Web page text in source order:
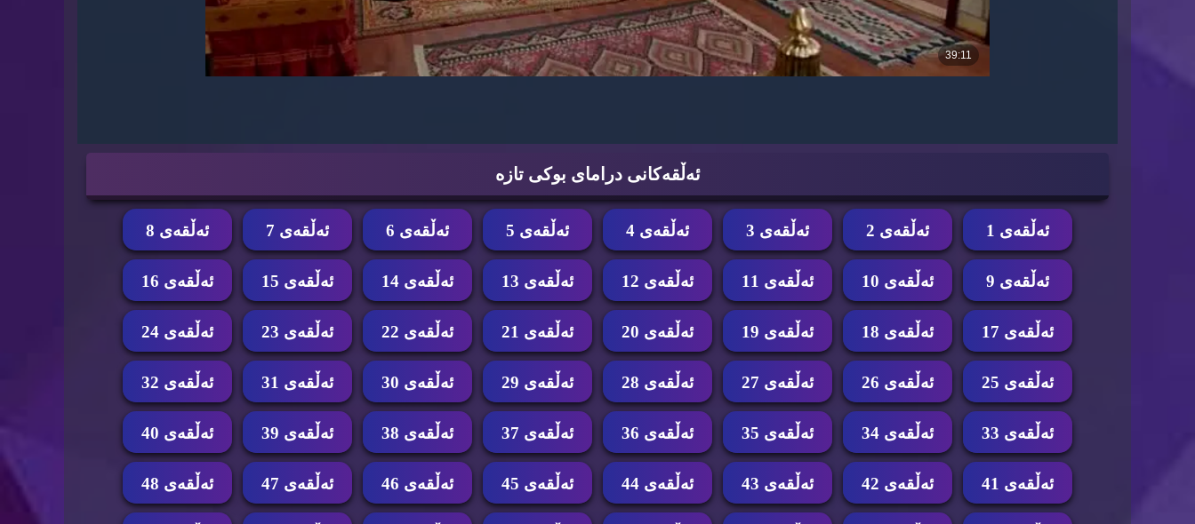
ئه‌ڵقه‌كانی درامای بوكی تازه‌
ئه‌ڵقه‌ی 1 ئه‌ڵقه‌ی 2 ئه‌ڵقه‌ی 3 ئه‌ڵقه‌ی 4 ئه‌ڵقه‌ی 5 ئه‌ڵقه‌ی 6 ئه‌ڵقه‌ی 7 ئه‌ڵقه‌ی 8
ئه‌ڵقه‌ی 9 ئه‌ڵقه‌ی 10 ئه‌ڵقه‌ی 11 ئه‌ڵقه‌ی 12 ئه‌ڵقه‌ی 13 ئه‌ڵقه‌ی 14 ئه‌ڵقه‌ی 15 ئه‌ڵقه‌ی 16
ئه‌ڵقه‌ی 17 ئه‌ڵقه‌ی 18 ئه‌ڵقه‌ی 19 ئه‌ڵقه‌ی 20 ئه‌ڵقه‌ی 21 ئه‌ڵقه‌ی 22 ئه‌ڵقه‌ی 23 ئه‌ڵقه‌ی 24
ئه‌ڵقه‌ی 25 ئه‌ڵقه‌ی 26 ئه‌ڵقه‌ی 27 ئه‌ڵقه‌ی 28 ئه‌ڵقه‌ی 29 ئه‌ڵقه‌ی 30 ئه‌ڵقه‌ی 31 ئه‌ڵقه‌ی 32
ئه‌ڵقه‌ی 33 ئه‌ڵقه‌ی 34 ئه‌ڵقه‌ی 35 ئه‌ڵقه‌ی 36 ئه‌ڵقه‌ی 37 ئه‌ڵقه‌ی 38 ئه‌ڵقه‌ی 39 ئه‌ڵقه‌ی 40
ئه‌ڵقه‌ی 41 ئه‌ڵقه‌ی 42 ئه‌ڵقه‌ی 43 ئه‌ڵقه‌ی 44 ئه‌ڵقه‌ی 45 ئه‌ڵقه‌ی 46 ئه‌ڵقه‌ی 47 ئه‌ڵقه‌ی 48